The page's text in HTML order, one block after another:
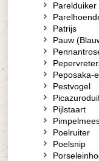
Parelduiker
Patrijs
Pauw
Peposaka-
Pestvogel
Pijlstaart
Poelruiter
Poelsnip